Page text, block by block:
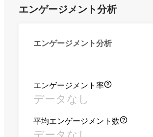
エンゲージメント分析
エンゲージメント分析
エンゲージメント率
データなし
平均エンゲージメント数
データなし